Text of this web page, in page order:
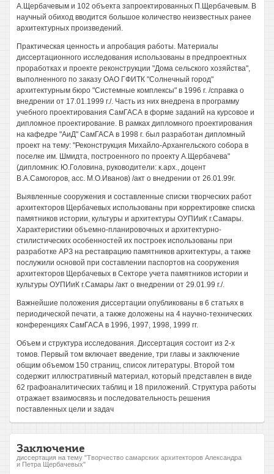
А.Щербачевым и 102 объекта запроектированных П.Щербачевым. В
научный обиход вводится большое количество неизвестных ранее
архитектурных произведений.
Практическая ценность и апробация работы. Материалы
диссертационного исследования использованы в предпроектных
проработках и проекте реконструкции "Дома сельского хозяйства",
выполненного по заказу ОАО ГФИТК "Солнечный город"
архитектурным бюро "Системные комплексы" в 1996 г. /справка о
внедрении от 17.01.1999 г./. Часть из них внедрена в программу
учебного проектирования СамГАСА в форме заданий на курсовое и
дипломное проектирование. В рамках дипломного проектирования
на кафедре "АиД" СамГАСА в 1998 г. был разработан дипломный
проект на тему: "Реконструкция Михайло-Архангельского собора в
поселке им. Шмидта, построенного по проекту А.Щербачева"
(дипломник: Ю.Головина, руководители: к.арх., доцент
В.А.Самогоров, асс. М.О.Иванов) /акт о внедрении от 26.01.99г.
Выявленные сооружения и составленные списки творческих работ
архитекторов Щербачевых использованы при корректировке списка
памятников истории, культуры и архитектуры ОУПИиК г.Самары.
Характеристики объемно-планировочных и архитектурно-
стилистических особенностей их построек использованы при
разработке АРЗ на реставрацию памятников архитектуры, а также
послужили основой при составлении паспортов на сооружения
архитекторов Щербачевых в Секторе учета памятников истории и
культуры ОУПИиК г.Самары /акт о внедрении от 29.01.99 г./.
Важнейшие положения диссертации опубликованы в 6 статьях в
периодической печати, а также доложены на 4 научно-технических
конференциях СамГАСА в 1996, 1997, 1998, 1999 гг.
Объем и структура исследования. Диссертация состоит из 2-х
томов. Первый том включает введение, три главы и заключение
общим объемом 150 страниц, список литературы. Второй том
содержит иллюстративный материал, который представлен в виде
62 графоаналитических таблиц и 18 приложений. Структура работы
отражает взаимосвязь и последовательность решения
поставленных цели и задач
Заключение
диссертация на тему "Творчество самарских архитекторов Александра
и Петра Щербачевых"